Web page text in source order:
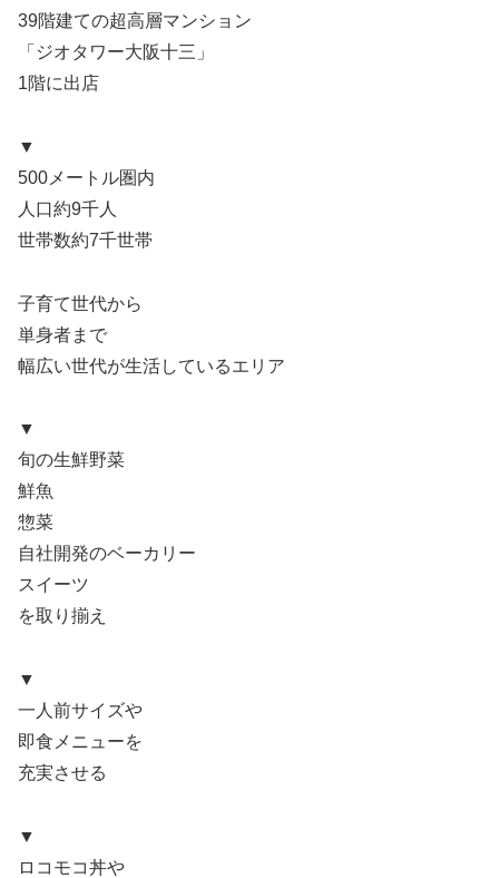
39階建ての超高層マンション
「ジオタワー大阪十三」
1階に出店
▼
500メートル圏内
人口約9千人
世帯数約7千世帯
子育て世代から
単身者まで
幅広い世代が生活しているエリア
▼
旬の生鮮野菜
鮮魚
惣菜
自社開発のベーカリー
スイーツ
を取り揃え
▼
一人前サイズや
即食メニューを
充実させる
▼
ロコモコ丼や